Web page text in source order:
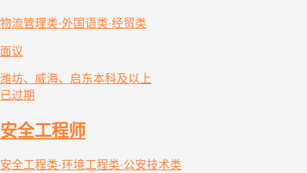
物流管理类·外国语类·经贸类
面议
潍坊、威海、启东本科及以上
已过期
安全工程师
安全工程类·环境工程类·公安技术类